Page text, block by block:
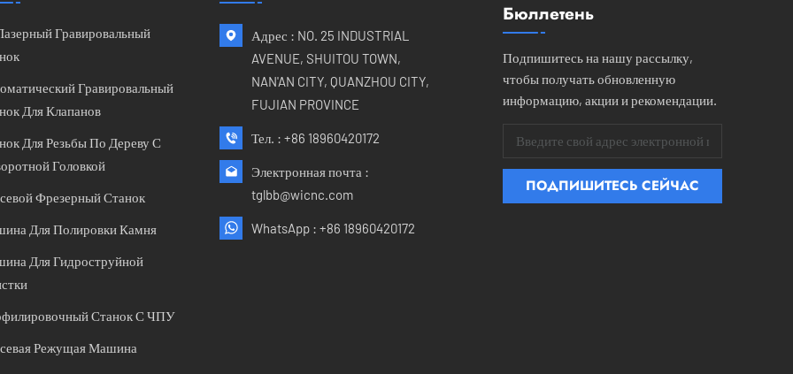
Гравировальный
Гравировальный
Для Клапанов
Для Резьбы По Дереву С
Головкой
Фрезерный Станок
Для Полировки Камня
Для Гидроструйной
Станок С ЧПУ
Режущая Машина
Адрес : NO. 25 INDUSTRIAL
AVENUE, SHUITOU TOWN,
NAN'AN CITY, QUANZHOU CITY,
FUJIAN PROVINCE
Тел. : +86 18960420172
Электронная почта :
tglbb@wicnc.com
WhatsApp : +86 18960420172
Бюллетень
Подпишитесь на нашу рассылку,
чтобы получать обновленную
информацию, акции и рекомендации.